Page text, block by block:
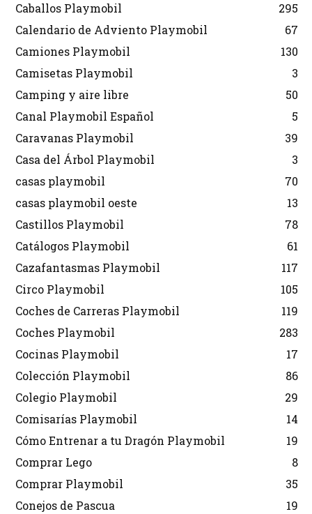
Caballos Playmobil
295
Calendario de Adviento Playmobil
67
Camiones Playmobil
130
Camisetas Playmobil
3
Camping y aire libre
50
Canal Playmobil Español
5
Caravanas Playmobil
39
Casa del Árbol Playmobil
3
casas playmobil
70
casas playmobil oeste
13
Castillos Playmobil
78
Catálogos Playmobil
61
Cazafantasmas Playmobil
117
Circo Playmobil
105
Coches de Carreras Playmobil
119
Coches Playmobil
283
Cocinas Playmobil
17
Colección Playmobil
86
Colegio Playmobil
29
Comisarías Playmobil
14
Cómo Entrenar a tu Dragón Playmobil
19
Comprar Lego
8
Comprar Playmobil
35
Conejos de Pascua
19